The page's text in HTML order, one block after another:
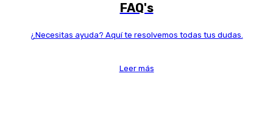
FAQ's
¿Necesitas ayuda? Aquí te resolvemos todas tus dudas.
Leer más